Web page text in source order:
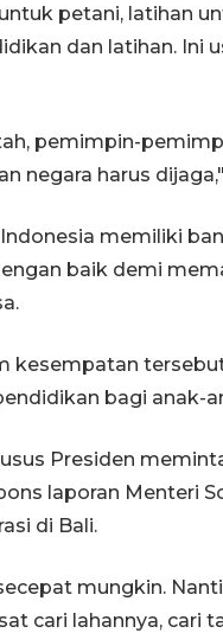
petani, latihan
dan latihan. Ini
pemimpin-
negara harus
memiliki
baik demi
kesempatan
bagi anak-
Presiden
laporan Menteri
di Bali.
mungkin.
cari lahannya, cari